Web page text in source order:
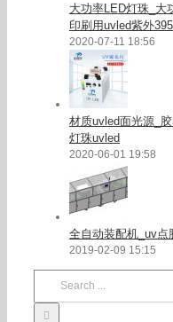
大功率LED灯珠_大
印刷用uvled紫外
2020-07-11 18:56
材质uvled面光源_
灯珠uvled
2020-06-01 19:58
全自动装配机_uv点
2019-02-09 15:15